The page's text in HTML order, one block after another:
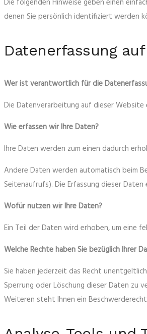
Die folgenden Hinweise geben einen
denen Sie persönlich identifiziert werden
Datenerfassung
Wer ist verantwortlich für die
Die Datenverarbeitung auf dieser
Wie erfassen wir Ihre Daten?
Ihre Daten werden zum einen dadurch
Andere Daten werden automatisch beim
Seitenaufrufs). Die Erfassung dieser
Wofür nutzen wir Ihre Daten?
Ein Teil der Daten wird erhoben, um eine
Welche Rechte haben Sie bezüglich Ihrer
Sie haben jederzeit das Recht
Sperrung oder Löschung dieser Daten zu
Weiteren steht Ihnen ein